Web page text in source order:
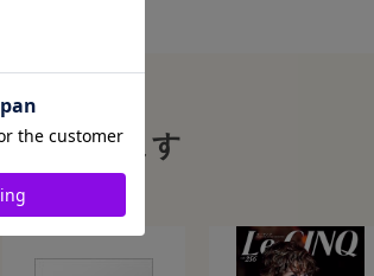
見ています